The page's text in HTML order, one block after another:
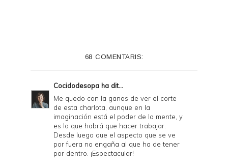
68 COMENTARIS:
Cocidodesopa ha dit...
Me quedo con la ganas de ver el corte
de esta charlota, aunque en la
imaginación está el poder de la mente, y
es lo que habrá que hacer trabajar.
Desde luego que el aspecto que se ve
por fuera no engaña al que ha de tener
por dentro. ¡Espectacular!